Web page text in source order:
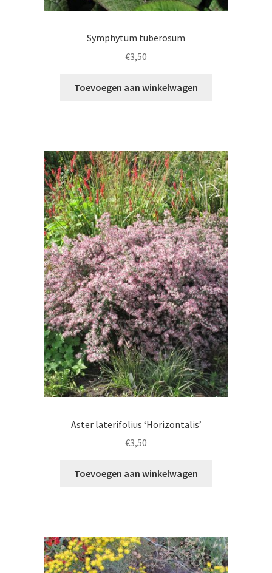
Symphytum tuberosum
€3,50
Toevoegen aan winkelwagen
Aster laterifolius ‘Horizontalis’
€3,50
Toevoegen aan winkelwagen